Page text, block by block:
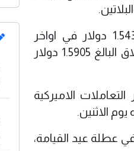
وبحلول الساعة 00:55 بتوقيت غرينتش سجل اليورو 1.5406 دولار إنخفاضا من 1.5435 دولار في اواخر
المعاملات في سوق نيويورك الليلة الماضية، ومقارنة مع أعلى مستوى له على الاطلاق البالغ 1.5905 دولار
في اواخر التعاملات الاميركية
عطلة عيد القيامة،